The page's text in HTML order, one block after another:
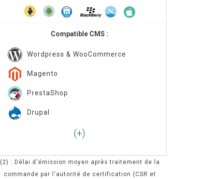
Compatible CMS :
Wordpress & WooCommerce
Magento
PrestaShop
Drupal
(2) : Délai d'émission moyen après traitement de la
commande par l'autorité de certification (CSR et